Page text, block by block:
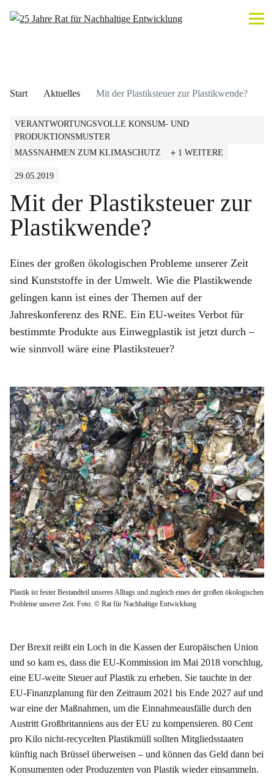
Start Aktuelles Mit der Plastiksteuer zur Plastikwende?
VERANTWORTUNGSVOLLE KONSUM- UND
PRODUKTIONSMUSTER
MASSNAHMEN ZUM KLIMASCHUTZ
1 WEITERE
29.05.2019
Mit der Plastiksteuer zur
Plastikwende?
Eines der großen ökologischen Probleme unserer Zeit
sind Kunststoffe in der Umwelt. Wie die Plastikwende
gelingen kann ist eines der Themen auf der
Jahreskonferenz des RNE. Ein EU-weites Verbot für
bestimmte Produkte aus Einwegplastik ist jetzt durch –
wie sinnvoll wäre eine Plastiksteuer?
Plastik ist fester Bestandteil unseres Alltags und zugleich eines der großen ökologischen
Probleme unserer Zeit. Foto: © Rat für Nachhaltige Entwicklung
Der Brexit reißt ein Loch in die Kassen der Europäischen Union
und so kam es, dass die EU-Kommission im Mai 2018 vorschlug,
eine EU-weite Steuer auf Plastik zu erheben. Sie tauchte in der
EU-Finanzplanung für den Zeitraum 2021 bis Ende 2027 auf und
war eine der Maßnahmen, um die Einnahmeausfälle durch den
Austritt Großbritanniens aus der EU zu kompensieren. 80 Cent
pro Kilo nicht-recycelten Plastikmüll sollten Mitgliedsstaaten
künftig nach Brüssel überweisen – und können das Geld dann bei
Konsumenten oder Produzenten von Plastik wieder einsammeln.